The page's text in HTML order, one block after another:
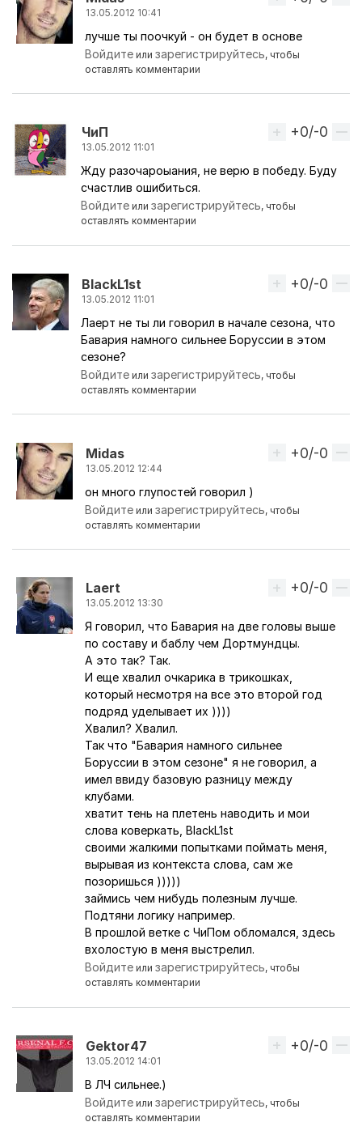
13.05.2012 10:41
Ответ на комментарий пользователямагомед
лучше ты поочкуй - он будет в основе
Войдите илизарегистрируйтесь, чтобы
оставлять комментарии
ЧиП
13.05.2012 11:01
Вверх
+0/-0
Жду разочароыания, не верю в победу. Буду
счастлив ошибиться.
Войдите илизарегистрируйтесь, чтобы
оставлять комментарии
BlackL1st
13.05.2012 11:01
Вверх
+0/-0
Лаерт не ты ли говорил в начале сезона, что
Бавария намного сильнее Боруссии в этом
сезоне?
Войдите илизарегистрируйтесь, чтобы
оставлять комментарии
Midas
13.05.2012 12:44
Ответ на комментарий пользователяBlackL1st
Вверх
+0/-0
он много глупостей говорил )
Войдите илизарегистрируйтесь, чтобы
оставлять комментарии
Laert
13.05.2012 13:30
Ответ на комментарий пользователяBlackL1st
Вверх
+0/-0
Я говорил, что Бавария на две головы выше
по составу и баблу чем Дортмундцы.
А это так? Так.
И еще хвалил очкарика в трикошках,
который несмотря на все это второй год
подряд уделывает их ))))
Хвалил? Хвалил.
Так что "Бавария намного сильнее
Боруссии в этом сезоне" я не говорил, а
имел ввиду базовую разницу между
клубами.
хватит тень на плетень наводить и мои
слова коверкать, BlackL1st
своими жалкими попытками поймать меня,
вырывая из контекста слова, сам же
позоришься )))))
займись чем нибудь полезным лучше.
Подтяни логику например.
В прошлой ветке с ЧиПом обломался, здесь
вхолостую в меня выстрелил.
Войдите илизарегистрируйтесь, чтобы
оставлять комментарии
Gektor47
13.05.2012 14:01
Ответ на комментарий пользователяBlackL1st
Вверх
+0/-0
В ЛЧ сильнее.)
Войдите илизарегистрируйтесь, чтобы
оставлять комментарии